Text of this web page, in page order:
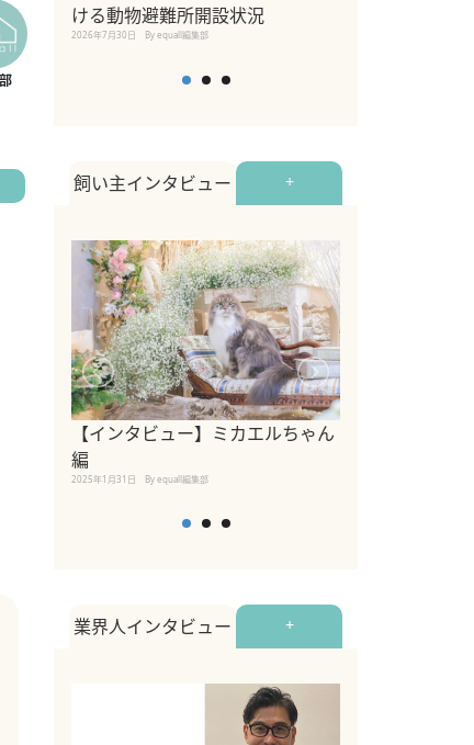
ける動物避難所開設状況
2026年7月30日 By equall編集部
飼い主インタビュー +
【インタビュー】ミカエルちゃん
編
2025年1月31日 By equall編集部
業界人インタビュー +